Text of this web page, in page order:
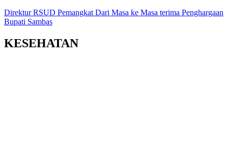
Direktur RSUD Pemangkat Dari Masa ke Masa terima Penghargaan
Bupati Sambas
KESEHATAN